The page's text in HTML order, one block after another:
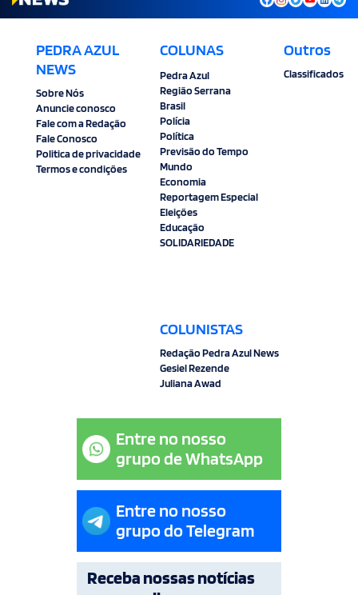
PEDRA AZUL
NEWS
Sobre Nós
Anuncie conosco
Fale com a Redação
Fale Conosco
Politica de privacidade
Termos e condições
COLUNAS
Pedra Azul
Região Serrana
Brasil
Polícia
Política
Previsão do Tempo
Mundo
Economia
Reportagem Especial
Eleições
Educação
SOLIDARIEDADE
COLUNISTAS
Redação Pedra Azul News
Gesiel Rezende
Juliana Awad
Outros
Classificados
Entre no nosso
grupo de WhatsApp
Entre no nosso
grupo do Telegram
Receba nossas notícias